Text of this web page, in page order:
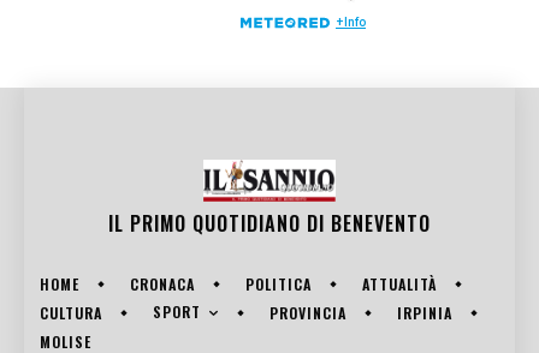
IL PRIMO QUOTIDIANO DI BENEVENTO
HOME CRONACA POLITICA
ATTUALITÀ
CULTURA
SPORT PROVINCIA
IRPINIA
MOLISE